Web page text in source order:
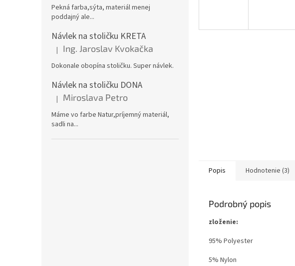
Pekná farba,sýta, materiál menej
poddajný ale...
Návlek na stoličku KRETA
Hodnotenie produktu je 5 z 5 hviezdičiek.
| Ing. Jaroslav Kvokačka
Dokonale obopína stoličku. Super návlek.
Návlek na stoličku DONA
Hodnotenie produktu je 5 z 5 hviezdičiek.
| Miroslava Petro
Máme vo farbe Natur,príjemný materiál,
sadli na...
Popis Hodnotenie (3)
Podrobný popis
zloženie:
95% Polyester
5% Nylon